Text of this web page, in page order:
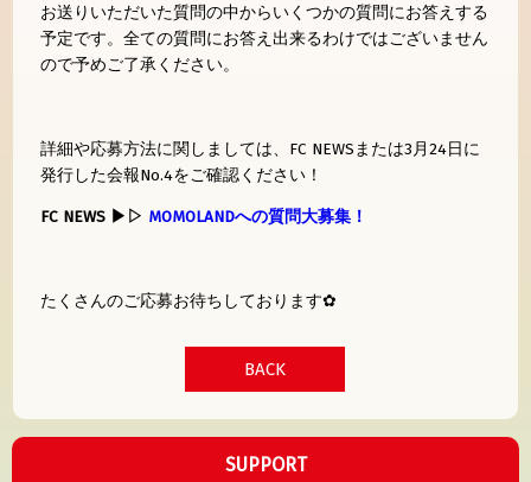
お送りいただいた質問の中からいくつかの質問にお答えする
予定です。全ての質問にお答え出来るわけではございません
ので予めご了承ください。
詳細や応募方法に関しましては、FC NEWSまたは3月24日に
発行した会報No.4をご確認ください！
FC NEWS ▶▷ MOMOLANDへの質問大募集！
たくさんのご応募お待ちしております✿
BACK
SUPPORT